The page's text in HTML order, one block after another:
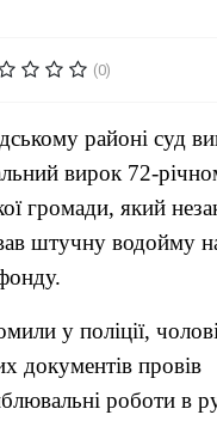
(0)
районі суд
вирок 72-
громади, який
штучну водойму
у поліції,
документів провів
роботи в